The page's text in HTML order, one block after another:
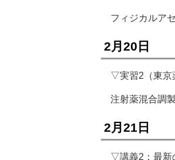
フィジカルア
2月20日
▽実習2（東京
注射薬混合調製
2月21日
▽講義2：最新